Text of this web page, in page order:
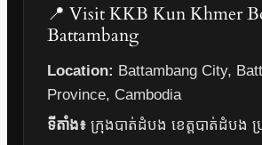
📍 Visit KKB Kun Khmer
Battambang
Location: Battambang City,
Province, Cambodia
ទីតាំង៖ ក្រុងបាត់ដំបង ខេត្តបាត់ដំបង ប្